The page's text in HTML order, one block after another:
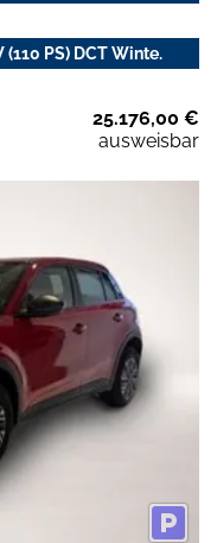
PS) DCT Winte.
25.176,00 €
ausweisbar